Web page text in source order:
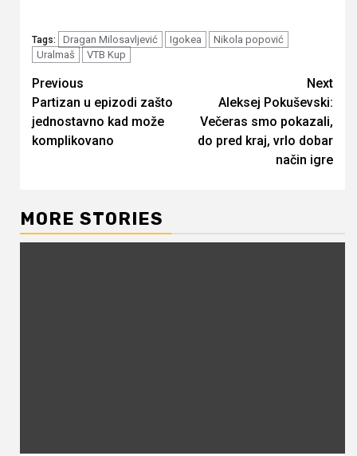
Tags: Dragan Milosavljević Igokea
Nikola popović
Uralmaš
VTB Kup
Continue
Reading
Previous
Partizan u epizodi zašto
jednostavno kad može
komplikovano
Next
Aleksej Pokuševski:
Večeras smo pokazali,
do pred kraj, vrlo dobar
način igre
MORE STORIES